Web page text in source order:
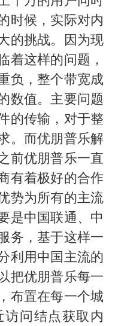
时候，实际对内
的挑战。因为现
着这样的问题，
负，整个带宽成
数值。主要问题
的传输，对于整
。而优朋普乐解
前优朋普乐一直
有着极好的合作
势为所有的主流
是中国联通、中
务，基于这样一
利用中国主流的
把优朋普乐每一
布置在每一个城
问结点获取内